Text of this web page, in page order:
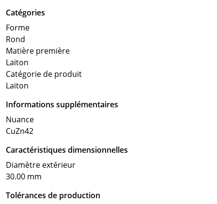
Catégories
Forme
Rond
Matière première
Laiton
Catégorie de produit
Laiton
Informations supplémentaires
Nuance
CuZn42
Caractéristiques dimensionnelles
Diamètre extérieur
30.00 mm
Tolérances de production